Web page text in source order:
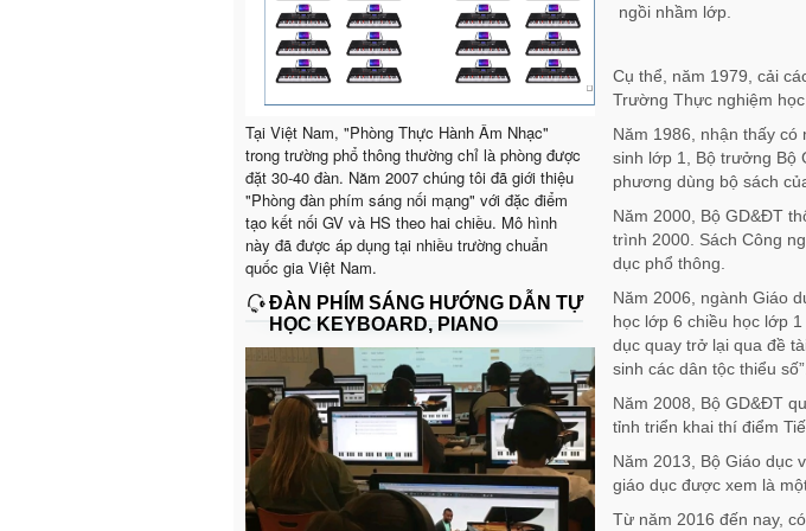
Tại Việt Nam, "Phòng Thực Hành Âm Nhạc"
trong trường phổ thông thường chỉ là phòng được
đặt 30-40 đàn. Năm 2007 chúng tôi đã giới thiệu
"Phòng đàn phím sáng nối mạng" với đặc điểm
tạo kết nối GV và HS theo hai chiều. Mô hình
này đã được áp dụng tại nhiều trường chuẩn
quốc gia Việt Nam.
ĐÀN PHÍM SÁNG HƯỚNG DẪN TỰ
HỌC KEYBOARD, PIANO
ngồi nhầm lớp.
Cụ thể, năm 1979, cải
Trường Thực nghiệm
Năm 1986, nhận thấy
sinh lớp 1, Bộ trưởng Bộ
phương dùng bộ sách
Năm 2000, Bộ GD&ĐT
trình 2000. Sách Công
dục phổ thông.
Năm 2006, ngành Giáo
học lớp 6 chiều học lớp
dục quay trở lại qua đề
sinh các dân tộc thiểu
Năm 2008, Bộ GD&ĐT
tỉnh triển khai thí điểm
Năm 2013, Bộ Giáo dục
giáo dục được xem là
Từ năm 2016 đến nay,